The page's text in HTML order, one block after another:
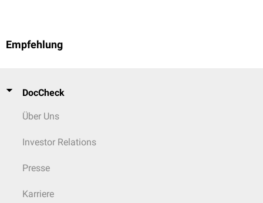
Empfehlung
DocCheck
Über Uns
Investor Relations
Presse
Karriere